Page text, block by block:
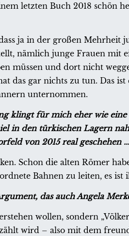
letzten Buch 2018 schön
ja in der großen Mehrheit
nämlich junge Frauen mit
müssen und dort nicht
das gar nichts zu tun. Das
unternommen.
klingt für mich eher wie
in den türkischen Lagern
von 2015 real geschehen ...
Schon die alten Römer
Bahnen zu leiten, es
das auch Angela
wollen, sondern
wird – also mit dem